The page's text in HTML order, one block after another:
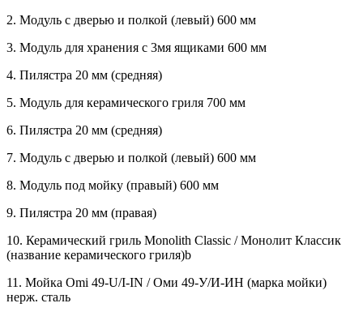
2. Модуль с дверью и полкой (левый) 600 мм
3. Модуль для хранения с 3мя ящиками 600 мм
4. Пилястра 20 мм (средняя)
5. Модуль для керамического гриля 700 мм
6. Пилястра 20 мм (средняя)
7. Модуль с дверью и полкой (левый) 600 мм
8. Модуль под мойку (правый) 600 мм
9. Пилястра 20 мм (правая)
10. Керамический гриль Monolith Classic / Монолит Классик
(название керамического гриля)b
11. Мойка Omi 49-U/I-IN / Оми 49-У/И-ИН (марка мойки)
нерж. сталь